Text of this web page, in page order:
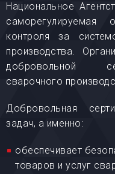
Национальное
саморегулируемая
контроля за
производства.
добровольной
сварочного
Добровольная
задач, а именно:
обеспечивает
товаров и услуг